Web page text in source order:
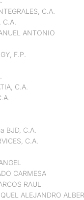
C.A.
ANTONIO
F.P.
C.A.
BJD, C.A.
C.A.
CARMESA
RAUL
ALEJANDRO